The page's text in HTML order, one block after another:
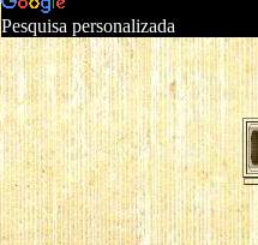
Pesquisa personalizada